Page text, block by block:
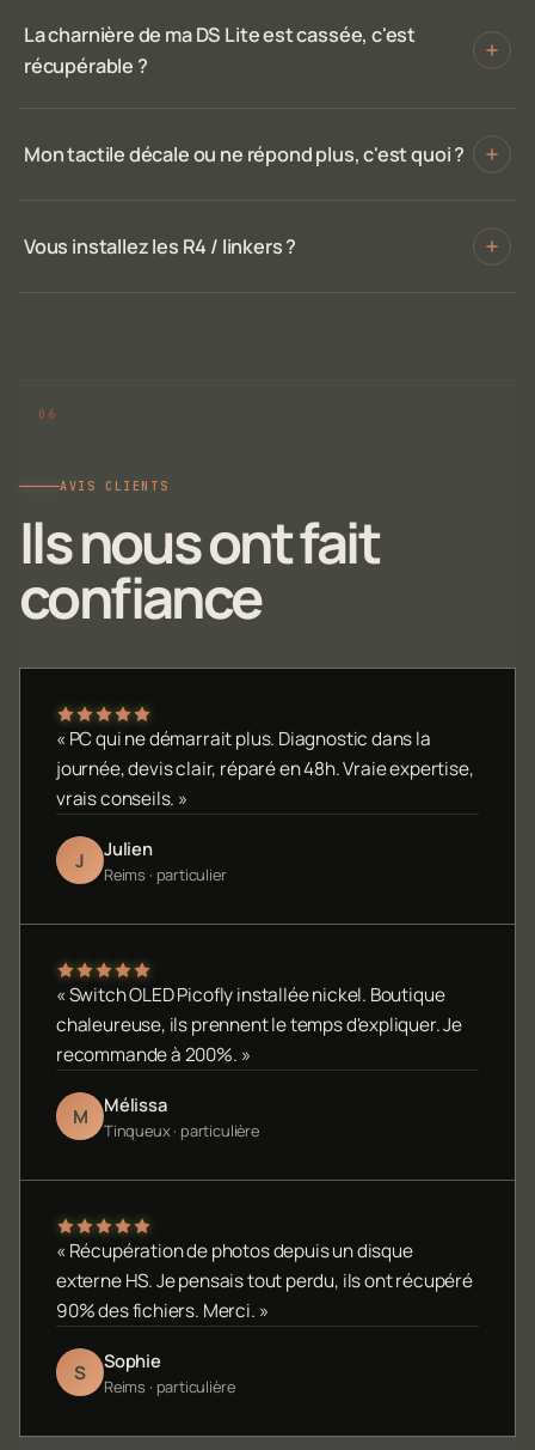
La charnière de ma DS Lite est cassée, c'est
récupérable ?
Mon tactile décale ou ne répond plus, c'est quoi ?
Vous installez les R4 / linkers ?
AVIS CLIENTS
Ils nous ont fait
confiance
« PC qui ne démarrait plus. Diagnostic dans la
journée, devis clair, réparé en 48h. Vraie expertise,
vrais conseils. »
J Julien
Reims · particulier
« Switch OLED Picofly installée nickel. Boutique
chaleureuse, ils prennent le temps d'expliquer. Je
recommande à 200%. »
M Mélissa
Tinqueux · particulière
« Récupération de photos depuis un disque
externe HS. Je pensais tout perdu, ils ont récupéré
90% des fichiers. Merci. »
S Sophie
Reims · particulière